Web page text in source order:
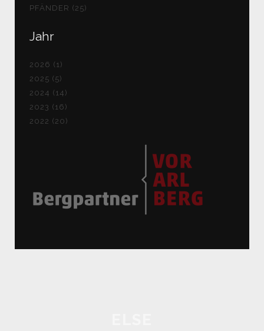
PFÄNDER (25)
Jahr
2026 (1)
2025 (5)
2024 (14)
2023 (16)
2022 (20)